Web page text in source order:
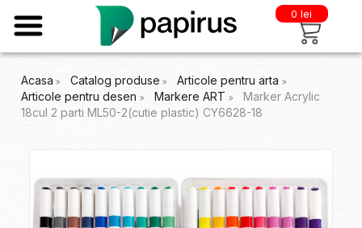
0 lei
Acasa Catalog produse
Articole pentru arta
Articole pentru desen
Markere ART
Marker Acrylic
18cul 2 parti ML50-2(cutie plastic) CY6628-18